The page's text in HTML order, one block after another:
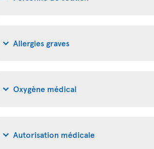
Allergies graves
Oxygène médical
Autorisation médicale